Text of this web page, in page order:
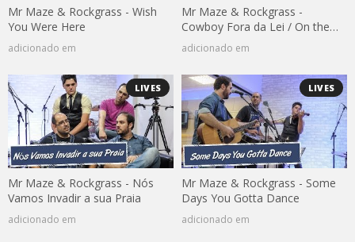
Mr Maze & Rockgrass - Wish
You Were Here
adicionado em
Mr Maze & Rockgrass -
Cowboy Fora da Lei / On the
Road Again
adicionado em
LIVES
Mr Maze & Rockgrass - Nós
Vamos Invadir a sua Praia
adicionado em
LIVES
Mr Maze & Rockgrass - Some
Days You Gotta Dance
adicionado em